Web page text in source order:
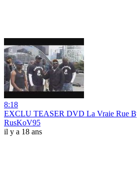
8:18
EXCLU TEASER DVD La Vraie Rue
RusKoV95
il y a 18 ans